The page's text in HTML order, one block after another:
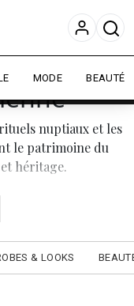
améliorer votre
En savoir plus
MODE BEAUTÉ
de la
nuptiaux et les
le patrimoine du
héritage.
& LOOKS